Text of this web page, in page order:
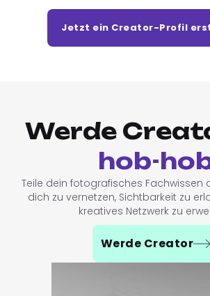
Jetzt ein Creator-Profil
Werde
hob-
Teile dein fotografisches Fachwissen
dich zu vernetzen, Sichtbarkeit zu
kreatives Netzwerk zu
Werde Creator